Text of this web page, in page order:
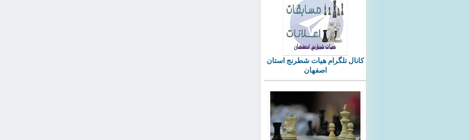
کانال تلگرام هیات شطرنج استان
اصفهان